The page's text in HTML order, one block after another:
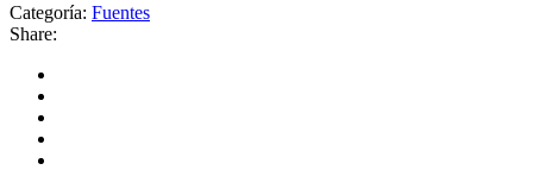
Categoría: Fuentes
Share: